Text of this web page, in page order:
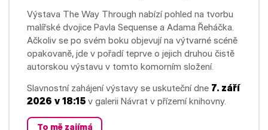
Výstava The Way Through nabízí pohled na tvorbu
malířské dvojice Pavla Sequense a Adama Řeháčka.
Ačkoliv se po svém boku objevují na výtvarné scéně
opakovaně, jde v pořadí teprve o jejich druhou čistě
autorskou výstavu v tomto komorním složení.
Slavnostní zahájení výstavy se uskuteční dne 7. září
2026 v 18:15 v galerii Návrat v přízemí knihovny.
To mě zajímá